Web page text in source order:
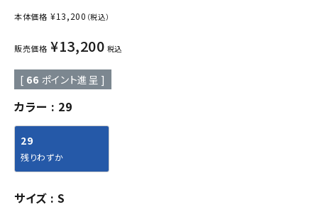
本体価格 ¥13,200 （税込）
販売価格 ¥13,200 税込
[ 66 ポイント進呈 ]
カラー 29
29
残りわずか
サイズ S